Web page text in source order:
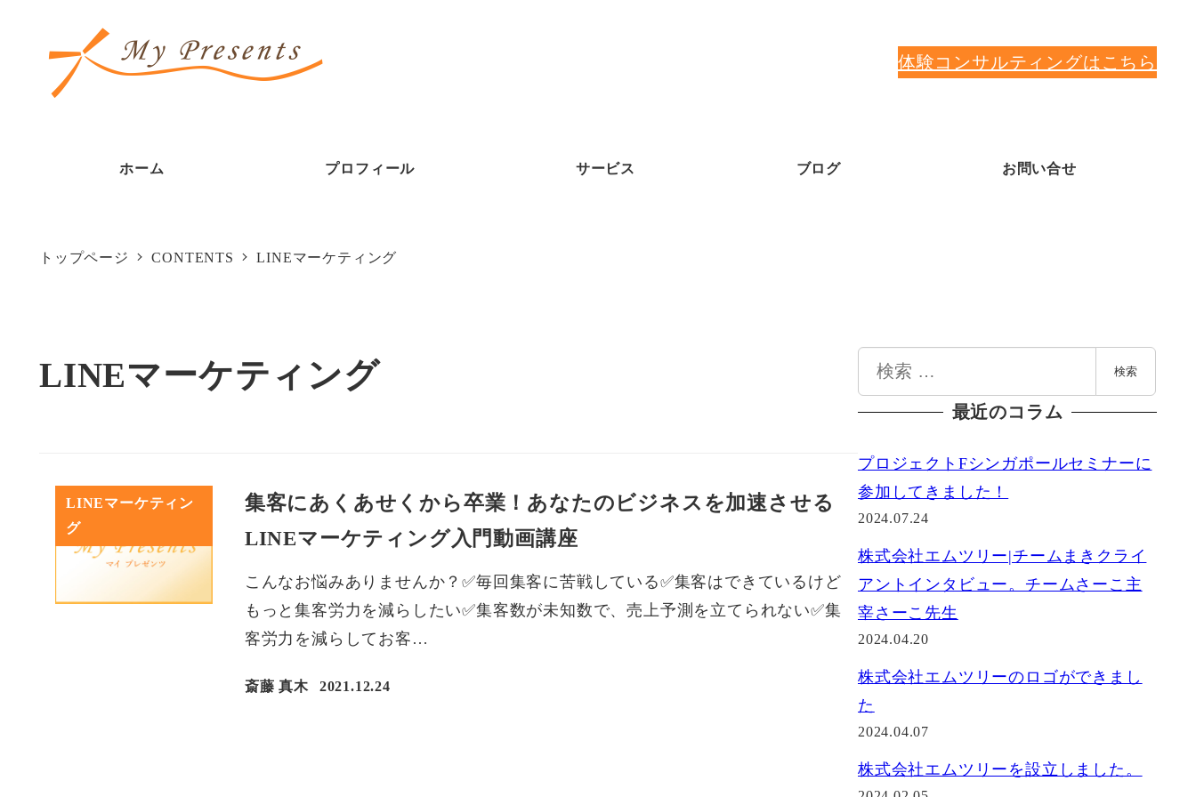
体験コンサルティングはこちら
ホーム プロフィール サービス ブログ お問い合せ
トップページ CONTENTS LINEマーケティング
LINEマーケティング
LINEマーケティン
グ
集客にあくあせくから卒業！あなたのビジネスを加速させる
LINEマーケティング入門動画講座
こんなお悩みありませんか？✅毎回集客に苦戦している✅集客はできているけど
もっと集客労力を減らしたい✅集客数が未知数で、売上予測を立てられない✅集
客労力を減らしてお客…
斎藤 真木 2021.12.24
索
検索
最近のコラム
プロジェクトFシンガポールセミナーに
参加してきました！
2024.07.24
株式会社エムツリー|チームまきクライ
アントインタビュー。チームさーこ主
宰さーこ先生
2024.04.20
株式会社エムツリーのロゴができまし
た
2024.04.07
株式会社エムツリーを設立しました。